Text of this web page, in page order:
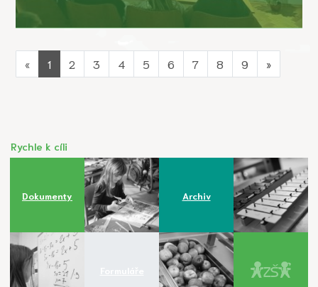
« 1 2 3 4 5 6 7 8 9 »
Rychle k cíli
Dokumenty Archiv